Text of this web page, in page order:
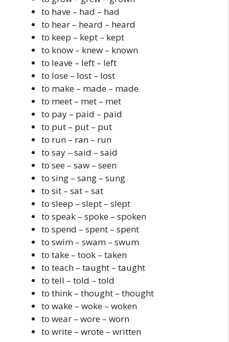
to have – had – had
to hear – heard – heard
to keep – kept – kept
to know – knew – known
to leave – left – left
to lose – lost – lost
to make – made – made
to meet – met – met
to pay – paid – paid
to put – put – put
to run – ran – run
to say – said – said
to see – saw – seen
to sing – sang – sung
to sit – sat – sat
to sleep – slept – slept
to speak – spoke – spoken
to spend – spent – spent
to swim – swam – swum
to take – took – taken
to teach – taught – taught
to tell – told – told
to think – thought – thought
to wake – woke – woken
to wear – wore – worn
to write – wrote – written